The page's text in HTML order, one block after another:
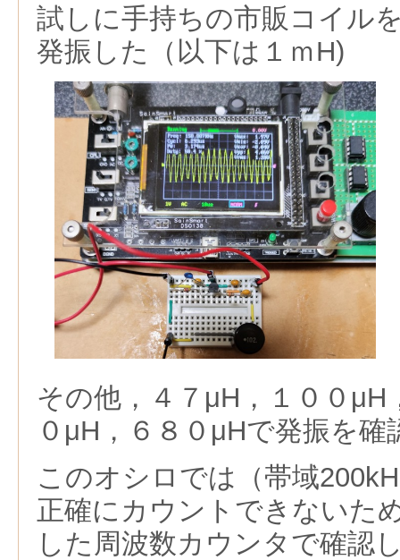
試しに手持ちの市販コイル
発振した（以下は１ｍH)
その他，４７μH，１００μH
０μH，６８０μHで発振を確
このオシロでは（帯域
正確にカウントできないた
した周波数カウンタで確認